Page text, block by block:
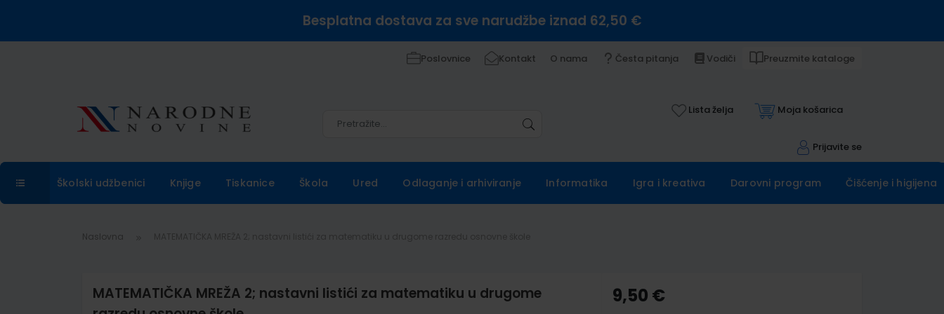
Besplatna dostava za sve narudžbe iznad 62,50 €
Poslovnice Kontakt O nama Česta pitanja Vodiči Preuzmite kataloge
Lista želja Moja košarica
Prijavite se
Školski udžbenici Knjige Tiskanice Škola Ured Odlaganje i arhiviranje Informatika Igra i kreativa Darovni program Čišćenje i higijena
Naslovna
MATEMATIČKA MREŽA 2; nastavni listići za matematiku u drugome
9,50 €